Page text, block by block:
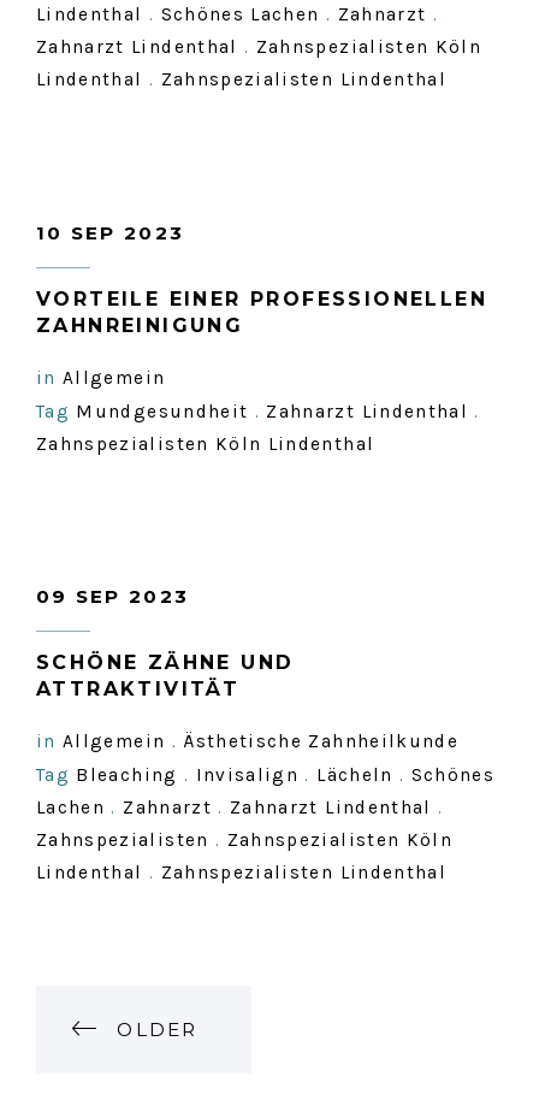
Lindenthal . Schönes Lachen . Zahnarzt .
Zahnarzt Lindenthal . Zahnspezialisten Köln
Lindenthal . Zahnspezialisten Lindenthal
10 SEP 2023
VORTEILE EINER PROFESSIONELLEN
ZAHNREINIGUNG
in Allgemein
Tag Mundgesundheit . Zahnarzt Lindenthal .
Zahnspezialisten Köln Lindenthal
09 SEP 2023
SCHÖNE ZÄHNE UND
ATTRAKTIVITÄT
in Allgemein . Ästhetische Zahnheilkunde
Tag Bleaching . Invisalign . Lächeln . Schönes
Lachen . Zahnarzt . Zahnarzt Lindenthal .
Zahnspezialisten . Zahnspezialisten Köln
Lindenthal . Zahnspezialisten Lindenthal
P
OLDER